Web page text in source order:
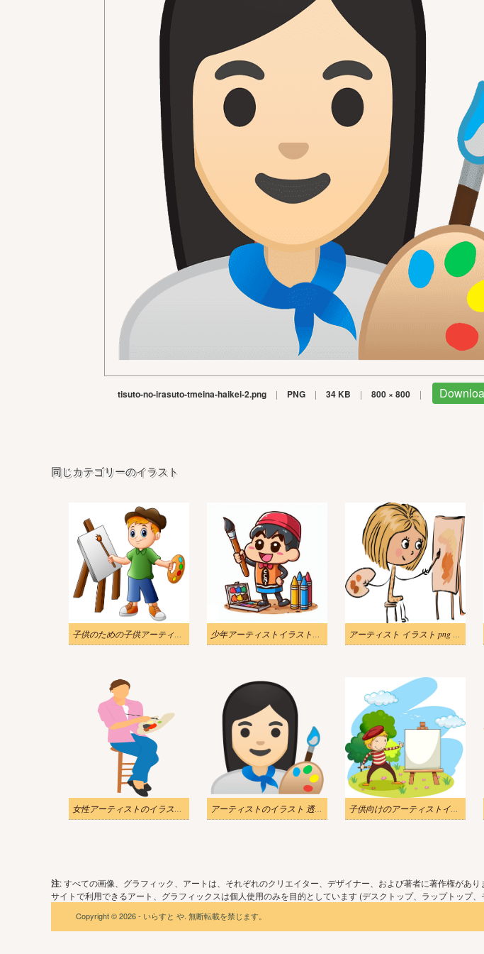
tisuto-no-irasuto-tmeina-haikei-2.png | PNG | 34 KB | 800 × 800 |
同じカテゴリーのイラスト
子供のための子供アーティスト イラスト 2 少年アーティストイラスト無料 アーティスト イラスト png イメージ
女性アーティストのイラスト 透明 無料 アーティストのイラスト 透明な背景 2 子供向けのアーティストイラスト PNG
注: すべての画像、グラフィック、アートは、それぞれのクリエイター、デザイナー、および著者に著作権が
サイトで利用できるアート、グラフィックスは個人使用のみを目的としています (デスクトップ、ラップトップ
Copyright © 2026 - いらすと や. 無断転載を禁じます。